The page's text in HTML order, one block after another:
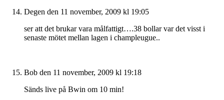
Degen den 11 november, 2009 kl 19:05
ser att det brukar vara målfattigt….38 bollar var det visst i
senaste mötet mellan lagen i champleugue..
Bob den 11 november, 2009 kl 19:18
Sänds live på Bwin om 10 min!